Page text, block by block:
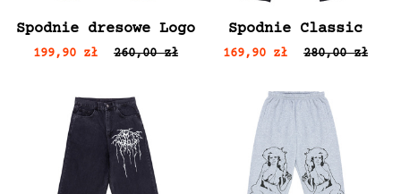
Spodnie dresowe Logo
199,90 zł 260,00 zł
Spodnie Classic
169,90 zł 280,00 zł